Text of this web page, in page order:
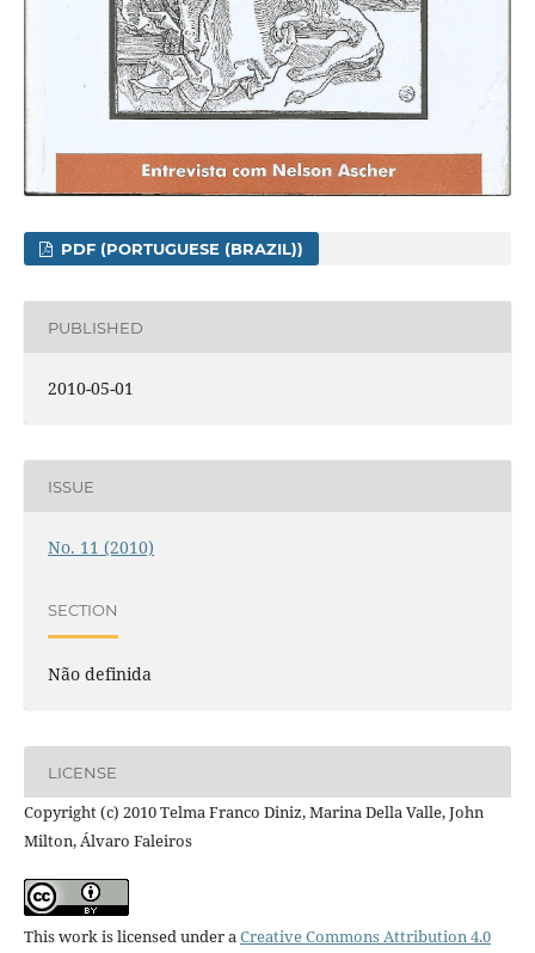
PDF (PORTUGUESE (BRAZIL))
PUBLISHED
2010-05-01
ISSUE
No. 11 (2010)
SECTION
Não definida
LICENSE
Copyright (c) 2010 Telma Franco Diniz, Marina Della Valle, John
Milton, Álvaro Faleiros
This work is licensed under aCreative Commons Attribution 4.0